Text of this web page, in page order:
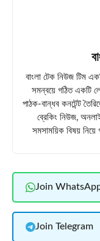
বাংলা টেক নিউজ টিম
সমন্বয়ে গঠিত একটি
পাঠক-বান্ধব কনটেন্ট
ব্রেকিং নিউজ,
সমসাময়িক বিষয় নিয়ে
Join
Join Telegram